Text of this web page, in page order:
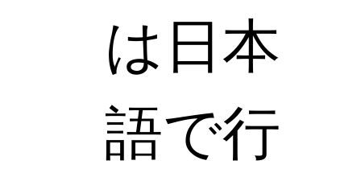
は日本
語で行